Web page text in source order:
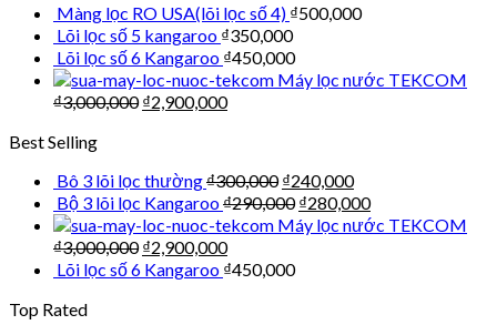
Màng lọc RO USA(lõi lọc số 4) ₫500,000
Lõi lọc số 5 kangaroo ₫350,000
Lõi lọc số 6 Kangaroo ₫450,000
Máy lọc nước TEKCOM
₫3,000,000 ₫2,900,000
Best Selling
Bô 3 lõi lọc thường₫300,000 ₫240,000
Bộ 3 lõi lọc Kangaroo₫290,000 ₫280,000
Máy lọc nước TEKCOM
₫3,000,000 ₫2,900,000
Lõi lọc số 6 Kangaroo ₫450,000
Top Rated